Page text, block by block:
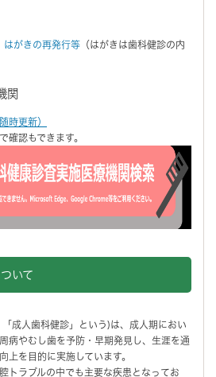
はがきの再発行等 （はがきは歯科健診の内
関
時更新）
確認もできます。
いて
成人歯科健診」という)は、成人期におい
病やむし歯を予防・早期発見し、生涯を通
上を目的に実施しています。
トラブルの中でも主要な疾患となってお